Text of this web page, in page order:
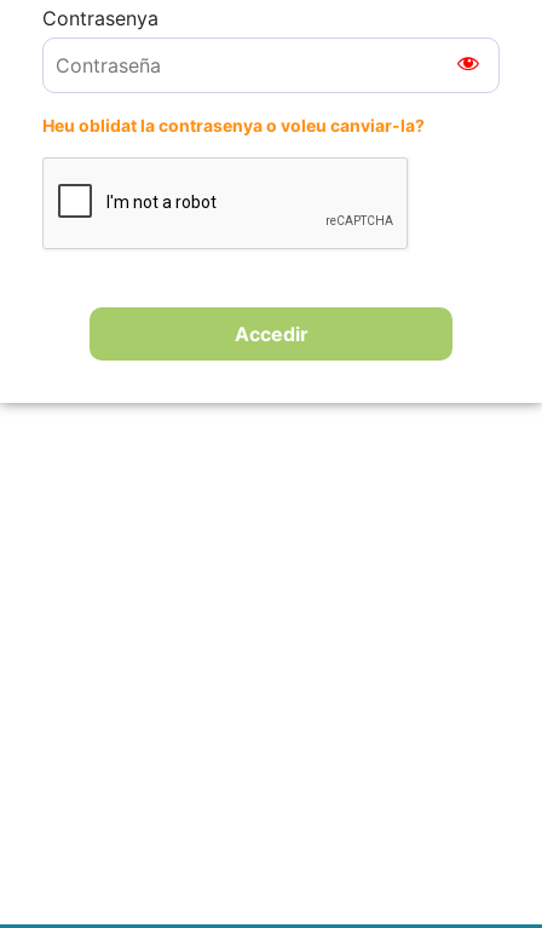
Contrasenya
Heu oblidat la contrasenya o voleu canviar-la?